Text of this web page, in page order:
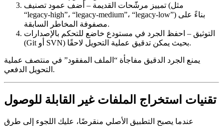
تمييز مرشّحات القديمة – أضف عمود تصنيف (مثل
“legacy‑high”، “legacy‑medium”، “legacy‑low”) بناءً على
مصفوفة المخاطر السابقة.
التوثيق – احفظ الجرد في مستودع خاضع للتحكم بالإصدارات
(Git أو SVN) بحيث يمكن تدقيق عملية التحويل لاحقًا.
يمنع الجرد الدقيق مفاجأة “الملف المفقود” في منتصف عملية
التحويل الدفعي.
تقنيات استخراج الملفات غير القابلة للوصول
عندما يصبح التطبيق الأصلي منقرضًا، عليك اللجوء إلى طرق